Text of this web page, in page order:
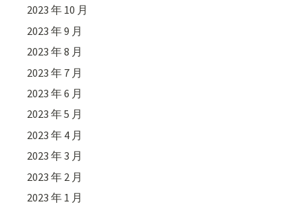
2023 年 10 月
2023 年 9 月
2023 年 8 月
2023 年 7 月
2023 年 6 月
2023 年 5 月
2023 年 4 月
2023 年 3 月
2023 年 2 月
2023 年 1 月